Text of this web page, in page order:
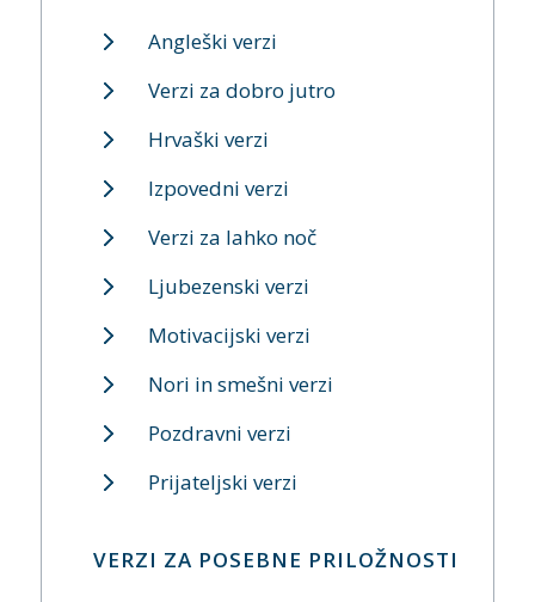
Angleški verzi
Verzi za dobro jutro
Hrvaški verzi
Izpovedni verzi
Verzi za lahko noč
Ljubezenski verzi
Motivacijski verzi
Nori in smešni verzi
Pozdravni verzi
Prijateljski verzi
VERZI ZA POSEBNE PRILOŽNOSTI